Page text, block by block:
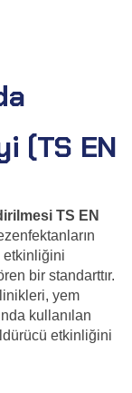
(TS EN
TS EN
etkinliğini
bir standarttır.
yem
kullanılan
etkinliğini